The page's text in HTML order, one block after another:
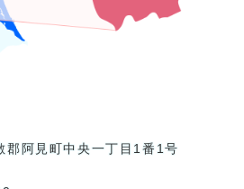
阿見町中央一丁目1番1号